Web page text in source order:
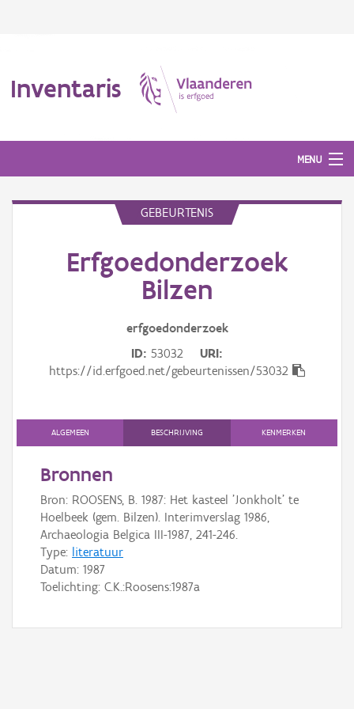
Inventaris
MENU
Aanduidingsobject
Gebeurtenis
Downloads
Hergebruik
Aanmelden
GEBEURTENIS
Erfgoedonderzoek
Bilzen
erfgoedonderzoek
ID 53032
URI
https://id.erfgoed.net/gebeurtenissen/53032
ALGEMEEN BESCHRIJVING KENMERKEN
Bronnen
Bron: ROOSENS, B. 1987: Het kasteel 'Jonkholt' te
Hoelbeek (gem. Bilzen). Interimverslag 1986,
Archaeologia Belgica III-1987, 241-246.
Type: literatuur
Datum: 1987
Toelichting: C.K.:Roosens:1987a